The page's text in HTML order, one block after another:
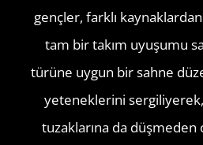
gençler, farklı
tam bir takım uyuşumu
türüne uygun bir sahne
yeteneklerini
tuzaklarına da